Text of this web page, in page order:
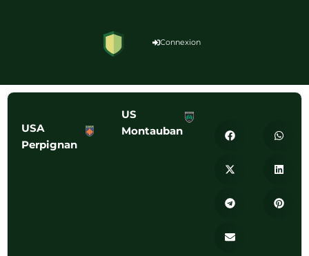
Connexion
USA
Perpignan
US
Montauban